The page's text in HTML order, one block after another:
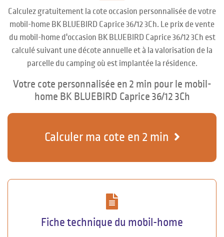
Calculez gratuitement la cote occasion personnalisée de votre
mobil-home BK BLUEBIRD Caprice 36/12 3Ch. Le prix de vente
du mobil-home d'occasion BK BLUEBIRD Caprice 36/12 3Ch est
calculé suivant une décote annuelle et à la valorisation de la
parcelle du camping où est implantée la résidence.
Votre cote personnalisée en 2 min pour le mobil-
home BK BLUEBIRD Caprice 36/12 3Ch
Calculer ma cote en 2 min
Fiche technique du mobil-home